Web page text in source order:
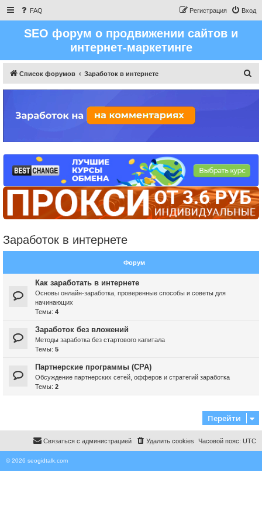
FAQ Вход
Регистрация
SEO форум о продвижении сайтов и
интернет-маркетинге
Список форумов Заработок в интернете
Заработок в интернете
Форум
Как заработать в интернете
Основы онлайн-заработка, проверенные способы и советы для
начинающих
Темы: 4
Заработок без вложений
Методы заработка без стартового капитала
Темы: 5
Партнерские программы (CPA)
Обсуждение партнерских сетей, офферов и стратегий заработка
Темы: 2
Перейти
Часовой пояс: UTC
Удалить cookies
Связаться с администрацией
© 2026 seogidtalk.com